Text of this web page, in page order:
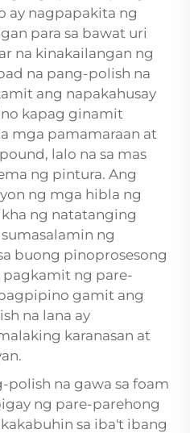
ay nagpapakita ng
para sa bawat uri
na kinakailangan ng
na pang-polish na
ang napakahusay
kapag ginamit
mga pamamaraan at
lalo na sa mas
ng pintura. Ang
ng mga hibla ng
ng natatanging
ng
buong pinoprosesong
pagkamit ng pare-
gamit ang
na lana ay
karanasan at
na gawa sa foam
ng pare-parehong
sa iba't ibang